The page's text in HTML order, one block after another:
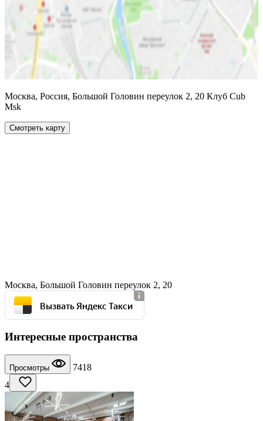
Москва, Россия, Большой Головин переулок 2, 20 Клуб Cub
Msk
Смотреть карту
Москва, Большой Головин переулок 2, 20
Вызвать Яндекс Такси
Интересные пространства
Просмотры
7418
4